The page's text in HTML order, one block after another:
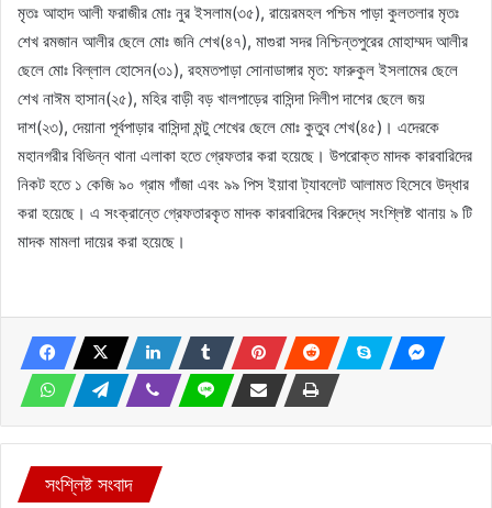
মৃতঃ আহাদ আলী ফরাজীর মোঃ নুর ইসলাম(৩৫), রায়েরমহল পশ্চিম পাড়া কুলতলার মৃতঃ
শেখ রমজান আলীর ছেলে মোঃ জনি শেখ(৪৭), মাগুরা সদর নিশ্চিন্তপুরের মোহাম্মদ আলীর
ছেলে মোঃ বিল্লাল হোসেন(৩১), রহমতপাড়া সোনাডাঙ্গার মৃত: ফারুকুল ইসলামের ছেলে
শেখ নাঈম হাসান(২৫), মহির বাড়ী বড় খালপাড়ের বাসিন্দা দিলীপ দাশের ছেলে জয়
দাশ(২৩), দেয়ানা পূর্বপাড়ার বাসিন্দা মন্টু শেখের ছেলে মোঃ কুতুব শেখ(৪৫)। এদেরকে
মহানগরীর বিভিন্ন থানা এলাকা হতে গ্রেফতার করা হয়েছে। উপরোক্ত মাদক কারবারিদের
নিকট হতে ১ কেজি ৯০ গ্রাম গাঁজা এবং ৯৯ পিস ইয়াবা ট্যাবলেট আলামত হিসেবে উদ্ধার
করা হয়েছে। এ সংক্রান্তে গ্রেফতারকৃত মাদক কারবারিদের বিরুদ্ধে সংশ্লিষ্ট থানায় ৯ টি
মাদক মামলা দায়ের করা হয়েছে।
সংশ্লিষ্ট সংবাদ